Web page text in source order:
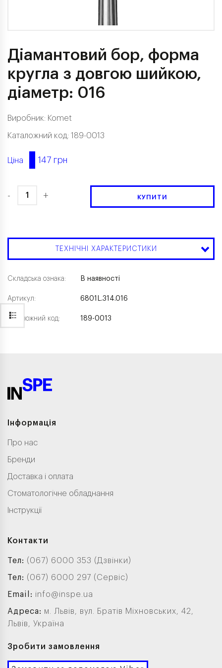
Діамантовий бор, форма
кругла з довгою шийкою,
діаметр: 016
Виробник: Komet
Каталожний код: 189-0013
Ціна 147 грн
- + КУПИТИ
ТЕХНІЧНІ ХАРАКТЕРИСТИКИ
Складська ознака:
Артикул:
Каталожний код:
В наявності
6801L.314.016
189-0013
Інформація
Про нас
Бренди
Доставка і оплата
Стоматологічне обладнання
Інструкції
Контакти
Тел: (067) 6000 353 (Дзвінки)
Тел: (067) 6000 297 (Сервіс)
Email: info@inspe.ua
Адреса: м. Львів, вул. Братів Міхновських, 42,
Львів, Україна
Зробити замовлення